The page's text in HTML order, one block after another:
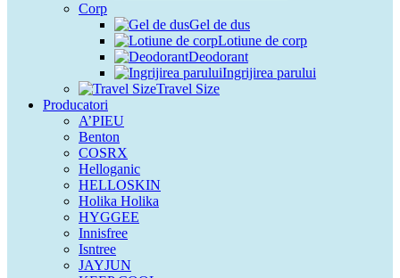
Corp
Gel de dus
Lotiune de corp
Deodorant
Ingrijirea parului
Travel Size
Producatori
A’PIEU
Benton
COSRX
Helloganic
HELLOSKIN
Holika Holika
HYGGEE
Innisfree
Isntree
JAYJUN